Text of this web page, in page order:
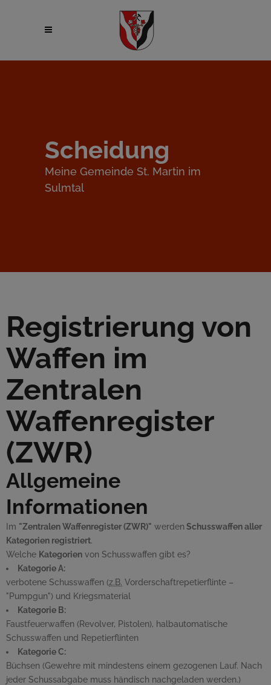
Scheidung
Meine Gemeinde St. Martin im
Sulmtal
Registrierung von
Waffen im
Zentralen
Waffenregister
(ZWR)
Allgemeine
Informationen
Im "Zentralen Waffenregister (ZWR)" werden Schusswaffen aller
Kategorien registriert.
Welche Kategorien von Schusswaffen gibt es?
Kategorie A:
verbotene Schusswaffen (z.B. Vorderschaftrepetierflinte –
"Pumpgun") und Kriegsmaterial
Kategorie B:
Faustfeuerwaffen (Revolver, Pistolen), halbautomatische
Schusswaffen und Repetierflinten
Kategorie C:
Büchsen (Gewehre mit mindestens einem gezogenen Lauf. Nach
jeder Schussabgabe muss händisch nachgeladen werden.)